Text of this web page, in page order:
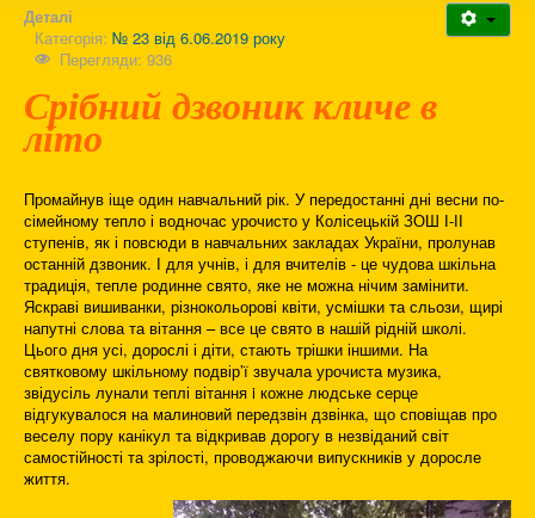
Деталі
Категорія: № 23 від 6.06.2019 року
Перегляди: 936
Срібний дзвоник кличе в
літо
Промайнув іще один навчальний рік. У передостанні дні весни по-
сімейному тепло і водночас урочисто у Колісецькій ЗОШ І-ІІ
ступенів, як і повсюди в навчальних закладах України, пролунав
останній дзвоник. І для учнів, і для вчителів - це чудова шкільна
традиція, тепле родинне свято, яке не можна нічим замінити.
Яскраві вишиванки, різнокольорові квіти, усмішки та сльози, щирі
напутні слова та вітання – все це свято в нашій рідній школі.
Цього дня усі, дорослі і діти, стають трішки іншими. На
святковому шкільному подвір’ї звучала урочиста музика,
звідусіль лунали теплі вітання i кожне людське серце
відгукувалося на малиновий передзвін дзвінка, що сповіщав про
веселу пору канікул та відкривав дорогу в незвіданий світ
самостійності та зрілості, проводжаючи випускників у доросле
життя.